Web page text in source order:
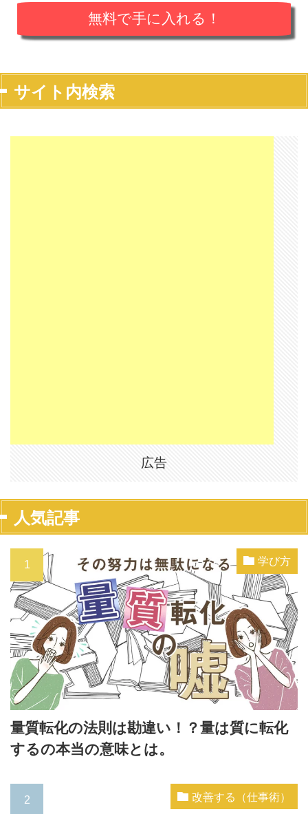
サイト内検索
広告
人気記事
学び方
量質転化の法則は勘違い！？量は質に転化
するの本当の意味とは。
改善する（仕事術）